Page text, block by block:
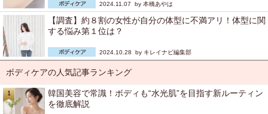
2024.11.07 by 本橋あやは
【調査】約８割の女性が自分の体型に不満アリ！体型に関
する悩み第１位は？
2024.10.28 by キレイナビ編集部
ボディケアの人気記事ランキング
韓国美容で常識！ボディも“水光肌”を目指す新ルーティン
を徹底解説